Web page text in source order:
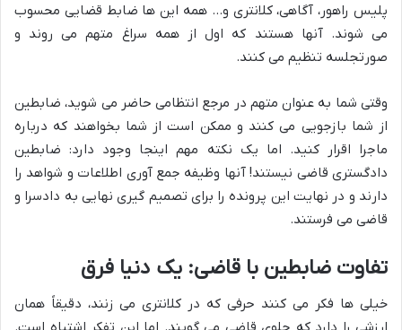
پلیس راهور، آگاهی، کلانتری و… همه این ها ضابط قضایی محسوب
می شوند. آنها هستند که اول از همه سراغ متهم می روند و
صورتجلسه تنظیم می کنند.
وقتی شما به عنوان متهم در مرجع انتظامی حاضر می شوید، ضابطین
از شما بازجویی می کنند و ممکن است از شما بخواهند که درباره
ماجرا اقرار کنید. اما یک نکته مهم اینجا وجود دارد: ضابطین
دادگستری قاضی نیستند! آنها وظیفه جمع آوری اطلاعات و شواهد را
دارند و در نهایت این پرونده را برای تصمیم گیری نهایی به دادسرا و
قاضی می فرستند.
تفاوت ضابطین با قاضی: یک دنیا فرق
خیلی ها فکر می کنند حرفی که در کلانتری می زنند، دقیقاً همان